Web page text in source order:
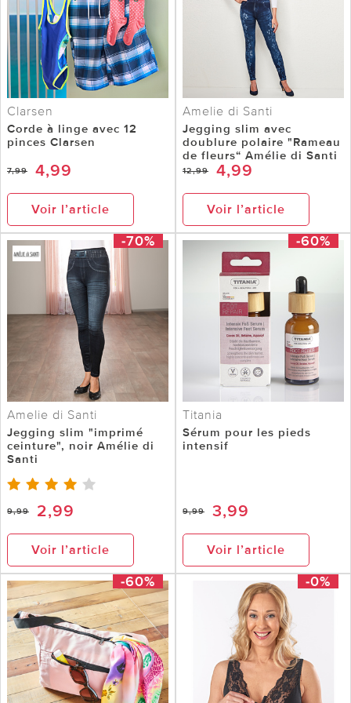
Clarsen
Corde à linge avec 12
pinces Clarsen
7,99 4,99
Voir l’article
Amelie di Santi
Jegging slim avec
doublure polaire "Rameau
de fleurs“ Amélie di Santi
12,99 4,99
Voir l’article
-70%
Amelie di Santi
Jegging slim "imprimé
ceinture", noir Amélie di
Santi
9,99 2,99
Voir l’article
-60%
Titania
Sérum pour les pieds
intensif
9,99 3,99
Voir l’article
-60% -0%